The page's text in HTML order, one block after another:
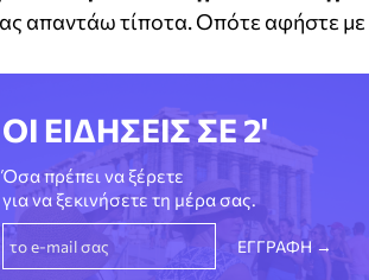
απαντάω τίποτα. Οπότε αφήστε με
ΟΙ ΕΙΔΗΣΕΙΣ ΣΕ 2'
Όσα πρέπει να ξέρετε
για να ξεκινήσετε τη μέρα σας.